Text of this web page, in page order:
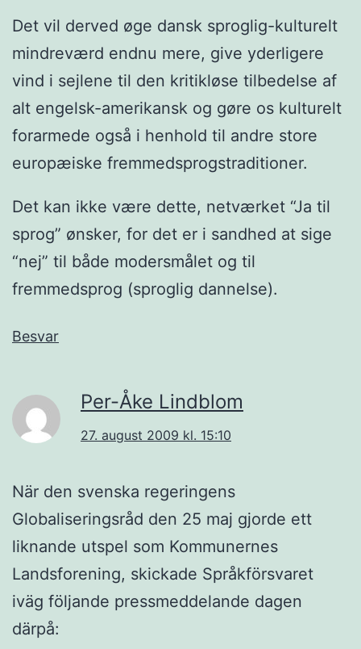
Det vil derved øge dansk sproglig-kulturelt
mindreværd endnu mere, give yderligere
vind i sejlene til den kritikløse tilbedelse af
alt engelsk-amerikansk og gøre os kulturelt
forarmede også i henhold til andre store
europæiske fremmedsprogstraditioner.
Det kan ikke være dette, netværket “Ja til
sprog” ønsker, for det er i sandhed at sige
“nej” til både modersmålet og til
fremmedsprog (sproglig dannelse).
Besvar
Per-Åke Lindblom
27. august 2009 kl. 15:10
När den svenska regeringens
Globaliseringsråd den 25 maj gjorde ett
liknande utspel som Kommunernes
Landsforening, skickade Språkförsvaret
iväg följande pressmeddelande dagen
därpå: